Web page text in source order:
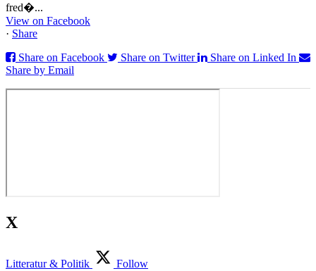
fred�...
View on Facebook
· Share
Share on Facebook
Share on Twitter
Share on Linked In
Share by Email
X
Litteratur & Politik
Follow